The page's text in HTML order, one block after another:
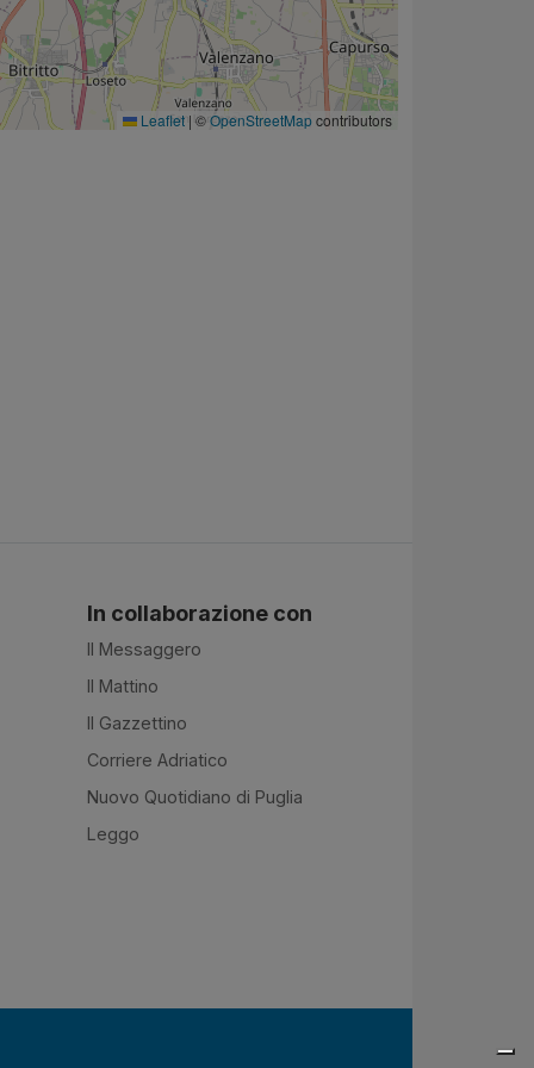
Leaflet | ©OpenStreetMapcontributors
In collaborazione con
Il Messaggero
Il Mattino
Il Gazzettino
Corriere Adriatico
Nuovo Quotidiano di Puglia
Leggo